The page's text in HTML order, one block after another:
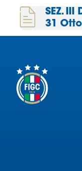
nazionali
Assicurazione
Whistleblowing
SEZ. III
31